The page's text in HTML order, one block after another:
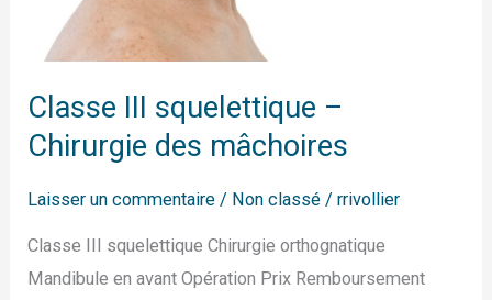
Classe III squelettique –
Chirurgie des mâchoires
Laisser un commentaire / Non classé /rrivollier
Classe III squelettique Chirurgie orthognatique
Mandibule en avant Opération Prix Remboursement